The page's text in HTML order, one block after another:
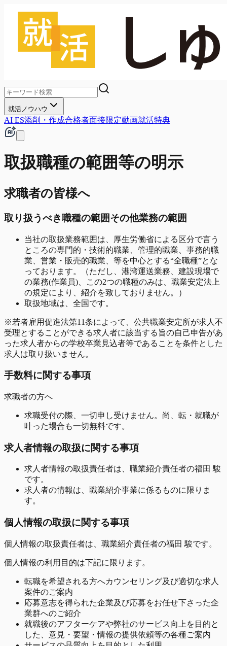
就活ノウハウ
AI ES添削・作成合格者面接限定動画就活特典
取扱職種の範囲等の明示
求職者の皆様へ
取り扱うべき職種の範囲その他業務の範囲
当社の取扱業務範囲は、厚生労働省による区分で言う
ところの専門的・技術的職業、管理的職業、事務的職
業、営業・販売的職業、等を中心とする“全職種”とな
っております。（ただし、港湾運送業務、建設現場で
の業務(作業員)、この2つの職種のみは、職業安定法上
の規定により、紹介を致しておりません。）
取扱地域は、全国です。
※若者雇用促進法第11条によって、公共職業安定所が求人不
受理とすることができる求人者に該当する旨の自己申告があ
った求人者からの学校卒業見込者等であることを条件とした
求人は取り扱いません。
手数料に関する事項
求職者の方へ
求職受付の際、一切申し受けません。尚、転・就職が
叶った場合も一切無料です。
求人者情報の取扱に関する事項
求人者情報の取扱責任者は、職業紹介責任者の福田 駿
です。
求人者の情報は、職業紹介事業に係るものに限りま
す。
個人情報の取扱に関する事項
個人情報の取扱責任者は、職業紹介責任者の福田 駿です。
個人情報の利用目的は下記に限ります。
転職を希望される方へカウンセリング及び適切な求人
案件のご案内
応募意志を得られた企業及び応募をお任せ下さった企
業群へのご紹介
就職後のアフターケアや弊社のサービス向上を目的と
した、意見・要望・情報の提供依頼等の各種ご案内